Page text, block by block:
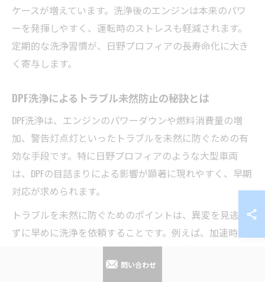
ケースが増えています。洗浄後のエンジンは本来のパワ
ーを発揮しやすく、運転時のストレスも軽減されます。
定期的な洗浄習慣が、日野プロフィアの長寿命化に大き
く寄与します。
DPF洗浄によるトラブル未然防止の秘訣とは
DPF洗浄は、エンジンのパワーダウンや燃料消費量の増
加、警告灯点灯といったトラブルを未然に防ぐための有
効な手段です。特に日野プロフィアのような大型車両
は、DPFの目詰まりによる影響が顕著に現れやすく、早期
対応が求められます。
トラブルを未然に防ぐためのポイントは、異変を見逃さ
ずに早めに洗浄を依頼することです。例えば、加速時の
パワー不足やアイドリング不調、燃費の悪化を感じたら
DPFの状態を点検しましょう。これらはDPFの詰まりの初
問い合わせ